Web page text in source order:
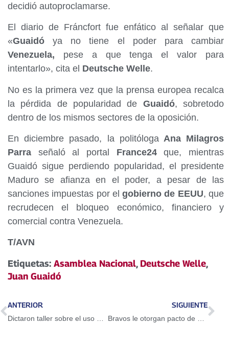
decidió autoproclamarse.
El diario de Fráncfort fue enfático al señalar que
«Guaidó ya no tiene el poder para cambiar
Venezuela, pese a que tenga el valor para
intentarlo», cita el Deutsche Welle.
No es la primera vez que la prensa europea recalca
la pérdida de popularidad de Guaidó, sobretodo
dentro de los mismos sectores de la oposición.
En diciembre pasado, la politólogaAna Milagros
Parra señaló al portal France24que, mientras
Guaidó sigue perdiendo popularidad, el presidente
Maduro se afianza en el poder, a pesar de las
sanciones impuestas por elgobierno de EEUU, que
recrudecen el bloqueo económico, financiero y
comercial contra Venezuela.
T/AVN
Etiquetas: Asamblea Nacional, Deutsche Welle,
Juan Guaidó
ANTERIOR SIGUIENTE